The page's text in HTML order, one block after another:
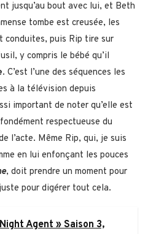
jusqu’au bout avec lui, et Beth
tombe est creusée, les
conduites, puis Rip tire sur
y compris le bébé qu’il
. C’est l’une des séquences les
à la télévision depuis
important de noter qu’elle est
respectueuse du
l’acte. Même Rip, qui, je suis
en lui enfonçant les pouces
, doit prendre un moment pour
pour digérer tout cela.
Agent » Saison 3,